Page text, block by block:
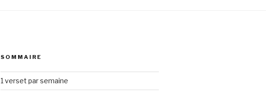
SOMMAIRE
1 verset par semaine